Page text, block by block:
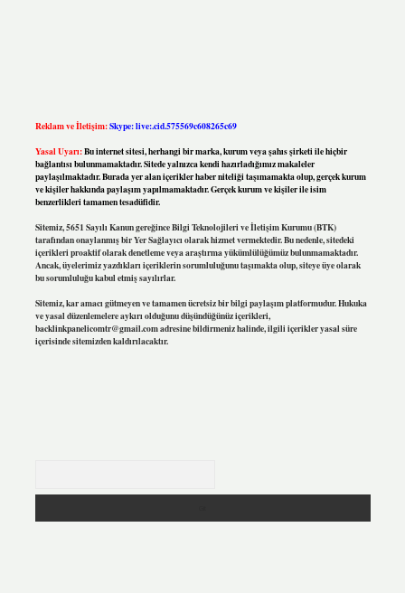
Reklam ve İletişim:Skype: live:.cid.575569c608265c69
Yasal Uyarı:Bu internet sitesi, herhangi bir marka, kurum veya şahıs şirketi ile hiçbir
bağlantısı bulunmamaktadır. Sitede yalnızca kendi hazırladığımız makaleler
paylaşılmaktadır. Burada yer alan içerikler haber niteliği taşımamakta olup, gerçek kurum
ve kişiler hakkında paylaşım yapılmamaktadır. Gerçek kurum ve kişiler ile isim
benzerlikleri tamamen tesadüfidir.
Sitemiz, 5651 Sayılı Kanun gereğince Bilgi Teknolojileri ve İletişim Kurumu (BTK)
tarafından onaylanmış bir Yer Sağlayıcı olarak hizmet vermektedir. Bu nedenle, sitedeki
içerikleri proaktif olarak denetleme veya araştırma yükümlülüğümüz bulunmamaktadır.
Ancak, üyelerimiz yazdıkları içeriklerin sorumluluğunu taşımakta olup, siteye üye olarak
bu sorumluluğu kabul etmiş sayılırlar.
Sitemiz, kar amacı gütmeyen ve tamamen ücretsiz bir bilgi paylaşım platformudur. Hukuka
ve yasal düzenlemelere aykırı olduğunu düşündüğünüz içerikleri,
backlinkpanelicomtr@gmail.comadresine bildirmeniz halinde, ilgili içerikler yasal süre
içerisinde sitemizden kaldırılacaktır.